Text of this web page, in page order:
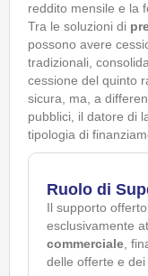
reddito mensile e la
Tra le soluzioni di
possono avere
tradizionali,
cessione del quinto
sicura, ma, a
pubblici, il datore di
tipologia di
Ruolo di
Il supporto
esclusivamente
commerciale ,
delle offerte e dei